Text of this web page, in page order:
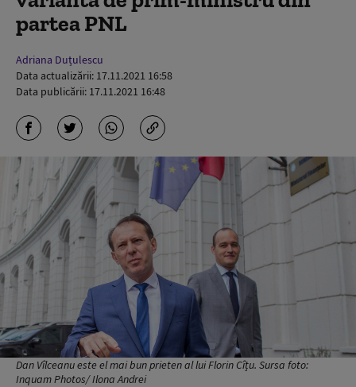
partea PNL
Adriana Duțulescu
Data actualizării: 17.11.2021 16:58
Data publicării: 17.11.2021 16:48
Dan Vîlceanu este el mai bun prieten al lui Florin Cîțu. Sursa foto:
Inquam Photos/ Ilona Andrei